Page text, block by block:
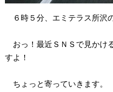
６時５分、エミテラス所沢
おっ！最近ＳＮＳで見かけ
すよ！
ちょっと寄っていきます。